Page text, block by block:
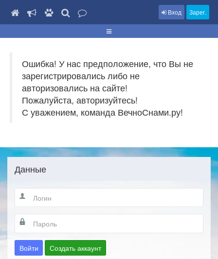
Вход Зарег.
Ошибка! У нас предположение, что Вы не
зарегистрировались либо не
авторизовались на сайте!
Пожалуйста, авторизуйтесь!
С уважением, команда ВечноСнами.ру!
Данные
Войти Создать аккаунт